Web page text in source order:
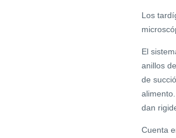
Los
El
anillos
de
dan
Cuenta